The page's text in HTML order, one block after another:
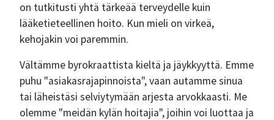
on tutkitusti yhtä tärkeää terveydelle kuin
lääketieteellinen hoito. Kun mieli on virkeä,
kehojakin voi paremmin.
Vältämme byrokraattista kieltä ja jäykkyyttä. Emme
puhu "asiakasrajapinnoista", vaan autamme sinua
tai läheistäsi selviytymään arjesta arvokkaasti. Me
olemme "meidän kylän hoitajia", joihin voi luottaa ja